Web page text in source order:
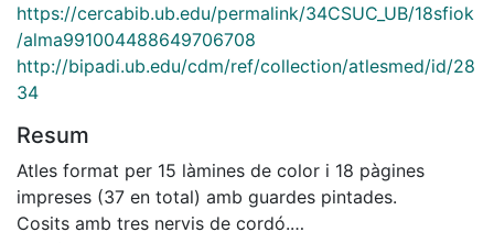
https://cercabib.ub.edu/permalink/34CSUC_UB/18sfiok
/alma991004488649706708
http://bipadi.ub.edu/cdm/ref/collection/atlesmed/id/28
34
Resum
Atles format per 15 làmines de color i 18 pàgines
impreses (37 en total) amb guardes pintades.
Cosits amb tres nervis de cordó.